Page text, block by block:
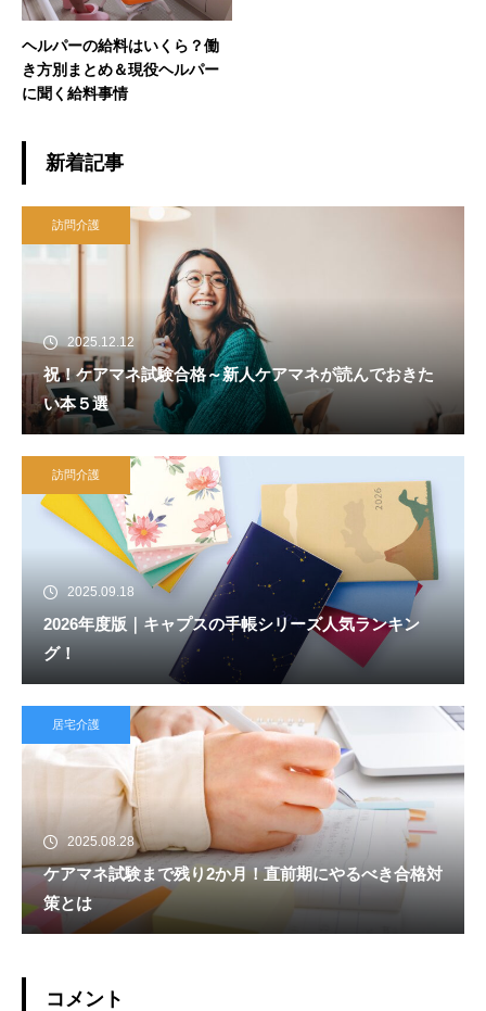
ヘルパーの給料はいくら？働
き方別まとめ＆現役ヘルパー
に聞く給料事情
新着記事
訪問介護
2025.12.12
祝！ケアマネ試験合格～新人ケアマネが読んでおきた
い本５選
訪問介護
2025.09.18
2026年度版｜キャプスの手帳シリーズ人気ランキン
グ！
居宅介護
2025.08.28
ケアマネ試験まで残り2か月！直前期にやるべき合格対
策とは
コメント